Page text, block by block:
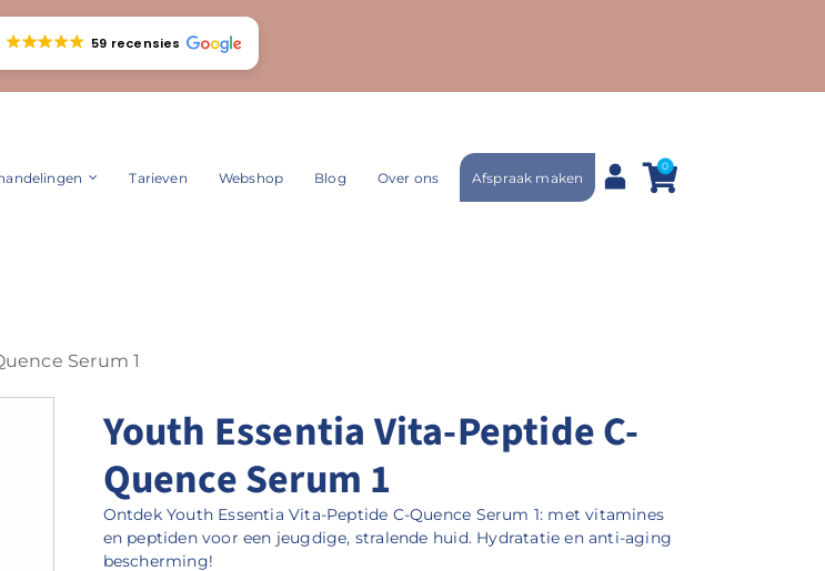
59 recensies
Tarieven Webshop Blog Over ons Afspraak maken
0
Serum 1
Youth Essentia Vita-Peptide C-
Quence Serum 1
Ontdek Youth Essentia Vita-Peptide C-Quence Serum 1: met vitamines
en peptiden voor een jeugdige, stralende huid. Hydratatie en anti-aging
bescherming!